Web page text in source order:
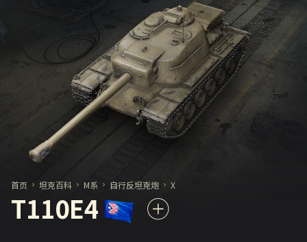
首页 坦克百科 M系 自行反坦克炮 X
T110E4